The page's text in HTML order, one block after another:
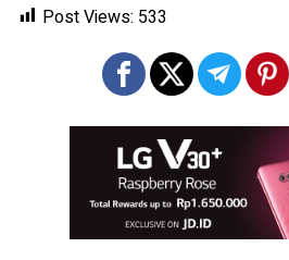
Post Views: 533